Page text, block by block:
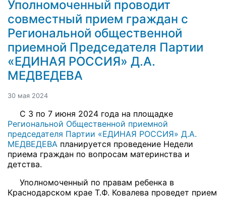
Уполномоченный проводит
совместный прием граждан с
Региональной общественной
приемной Председателя Партии
«ЕДИНАЯ РОССИЯ» Д.А.
МЕДВЕДЕВА
30 мая 2024
С 3 по 7 июня 2024 года на площадке
Региональной Общественной приемной
председателя Партии «ЕДИНАЯ РОССИЯ» Д.А.
МЕДВЕДЕВА планируется проведение Недели
приема граждан по вопросам материнства и
детства.
Уполномоченный по правам ребенка в
Краснодарском крае Т.Ф. Ковалева проведет прием